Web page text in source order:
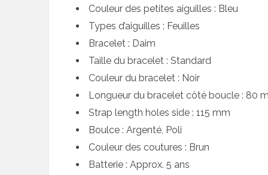
Couleur des petites aiguilles : Bleu
Types d’aiguilles : Feuilles
Bracelet : Daim
Taille du bracelet : Standard
Couleur du bracelet : Noir
Longueur du bracelet côté boucle : 80
Strap length holes side : 115 mm
Boulce : Argenté, Poli
Couleur des coutures : Brun
Batterie : Approx. 5 ans